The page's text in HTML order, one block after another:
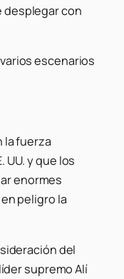
desplegar con
escenarios
la fuerza
UU. y que los
enormes
peligro la
del
supremo Alí